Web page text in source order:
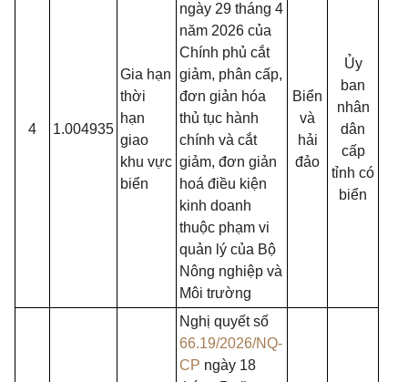
4 1.004935
Gia hạn
thời
hạn
giao
khu vực
biển
ngày 29 tháng 4
năm 2026 của
Chính phủ cắt
giảm, phân cấp,
đơn giản hóa
thủ tục hành
chính và cắt
giảm, đơn giản
hoá điều kiện
kinh doanh
thuộc phạm vi
quản lý của Bộ
Nông nghiệp và
Môi trường
Biển
và
hải
đảo
Ủy
ban
nhân
dân
cấp
tỉnh có
biển
Nghị quyết số
66.19/2026/NQ-
CP ngày 18